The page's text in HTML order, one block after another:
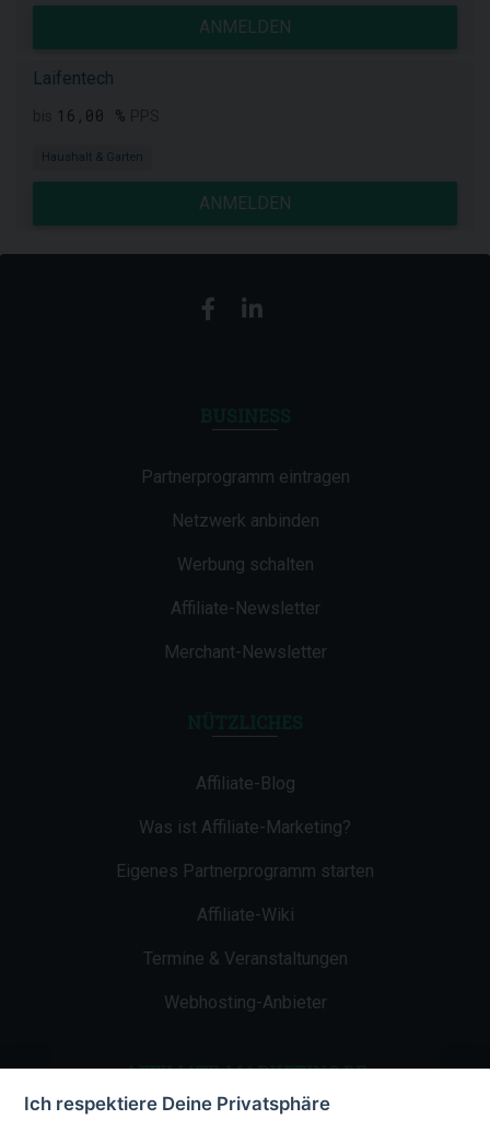
ANMELDEN
Laifentech
16,00 %
Haushalt & Garten
ANMELDEN
Partnerprogramm eintragen
Netzwerk anbinden
Werbung schalten
Affiliate-Newsletter
Merchant-Newsletter
Affiliate-Blog
Was ist Affiliate-Marketing?
Eigenes Partnerprogramm starten
Affiliate-Wiki
Termine & Veranstaltungen
Webhosting-Anbieter
AFFILIATE-MARKETING.DE
Ich respektiere Deine Privatsphäre